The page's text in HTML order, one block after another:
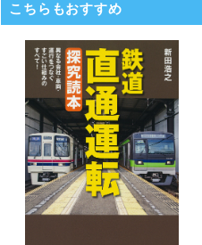
こちらもおすすめ